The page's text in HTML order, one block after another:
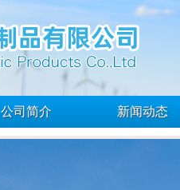
公司简介 新闻动态